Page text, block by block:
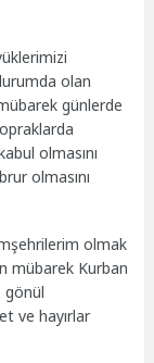
olan
günlerde
olmasını
olmasını
olmak
mübarek Kurban
gönül
ve hayırlar